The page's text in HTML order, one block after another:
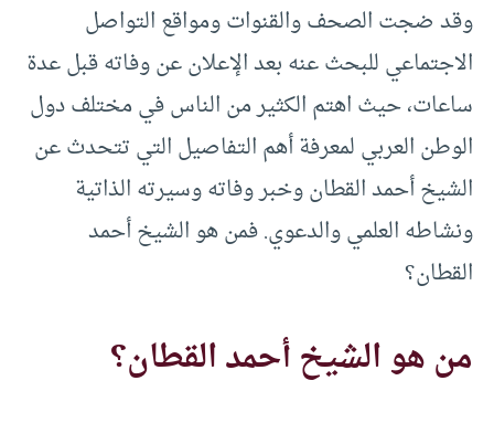
وقد ضجت الصحف والقنوات ومواقع التواصل
الاجتماعي للبحث عنه بعد الإعلان عن وفاته قبل عدة
ساعات، حيث اهتم الكثير من الناس في مختلف دول
الوطن العربي لمعرفة أهم التفاصيل التي تتحدث عن
الشيخ أحمد القطان وخبر وفاته وسيرته الذاتية
ونشاطه العلمي والدعوي. فمن هو الشيخ أحمد
القطان؟
من هو الشيخ أحمد القطان؟